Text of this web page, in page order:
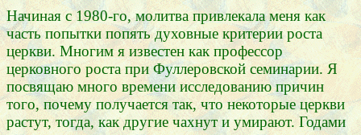
Начиная с 1980-го, молитва привлекала меня как
часть попытки попять духовные критерии роста
церкви. Многим я известен как профессор
церковного роста при Фуллеровской семинарии. Я
посвящаю много времени исследованию причин
того, почему получается так, что некоторые церкви
растут, тогда, как другие чахнут и умирают. Годами